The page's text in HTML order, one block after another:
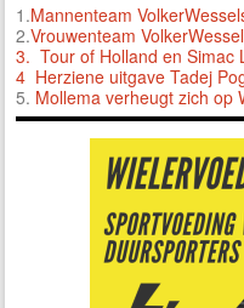
1.Mannenteam
2.Vrouwenteam
3. Tour of Holland en Simac
4 Herziene uitgave Tadej
5. Mollema verheugt zich op